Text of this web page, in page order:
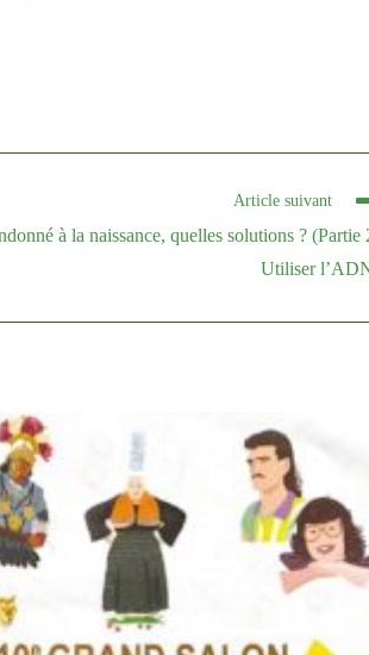
Article suivant
à la naissance, quelles solutions ? (Partie
Utiliser